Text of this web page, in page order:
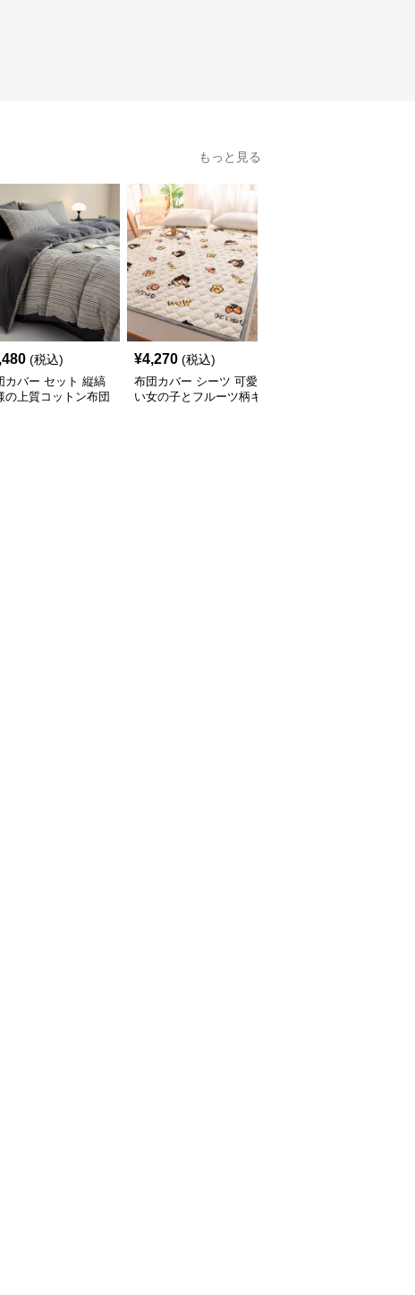
もっと見る
(税込)
カバー セット 縦縞
の上質コットン布団
¥4,270 (税込)
布団カバー シーツ 可愛
い女の子とフルーツ柄キ